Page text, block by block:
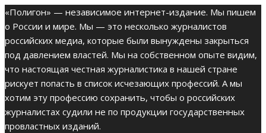
«Полигон» — независимое интернет-издание. Мы пишем
о России и мире. Мы — это несколько журналистов
российских медиа, которые были вынуждены закрыться
под давлением властей. Мы на собственном опыте видим,
что настоящая честная журналистика в нашей стране
рискует попасть в список исчезающих профессий. А мы
хотим эту профессию сохранить, чтобы о российских
журналистах судили не по продукции государственных
провластных изданий.